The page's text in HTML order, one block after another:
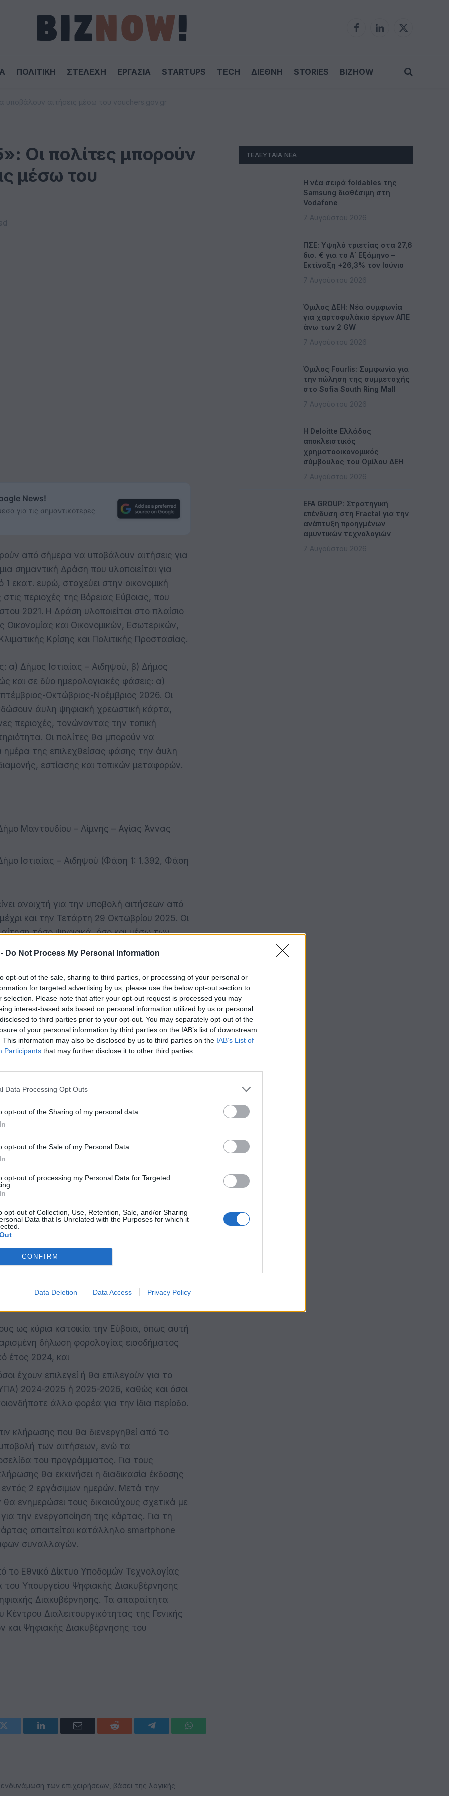
Do Not Process My Personal Information
opt-out of the sale, sharing to third parties, or processing of your personal or
for targeted advertising by us, please use the below opt-out section to
selection. Please note that after your opt-out request is processed you may
interest-based ads based on personal information utilized by us or personal
to third parties prior to your opt-out. You may separately opt-out of the
of your personal information by third parties on the IAB’s list of downstream
This information may also be disclosed by us to third parties on the IAB’s List of
Participants that may further disclose it to other third parties.
Data Processing Opt Outs
opt-out of the Sharing of my personal data.
opt-out of the Sale of my Personal Data.
opt-out of processing my Personal Data for Targeted
opt-out of Collection, Use, Retention, Sale, and/or Sharing
Data that Is Unrelated with the Purposes for which it
CONFIRM
Data Deletion Data Access Privacy Policy
FacebookLinkedIn
X
ΠΟΛΙΤΙΚΗ ΣΤΕΛΕΧΗ ΕΡΓΑΣΙΑ STARTUPS TECH ΔΙΕΘΝΗ STORIES BIZHOW
Οι πολίτες μπορούν
μέσω του
News!
για τις σημαντικότερες
από σήμερα να υποβάλουν αιτήσεις για
σημαντική Δράση που υλοποιείται για
εκατ. ευρώ, στοχεύει στην οικονομική
περιοχές της Βόρειας Εύβοιας, που
2021. Η Δράση υλοποιείται στο πλαίσιο
και Οικονομικών, Εσωτερικών,
Κρίσης και Πολιτικής Προστασίας.
Δήμος Ιστιαίας – Αιδηψού, β) Δήμος
και σε δύο ημερολογιακές φάσεις: α)
Οκτώβριος-Νοέμβριος 2026. Οι
άυλη ψηφιακή χρεωστική κάρτα,
περιοχές, τονώνοντας την τοπική
Οι πολίτες θα μπορούν να
ημέρα της επιλεχθείσας φάσης την άυλη
εστίασης και τοπικών μεταφορών.
Μαντουδίου – Λίμνης – Αγίας Άννας
Ιστιαίας – Αιδηψού (Φάση 1: 1.392, Φάση
ανοιχτή για την υποβολή αιτήσεων από
και την Τετάρτη 29 Οκτωβρίου 2025. Οι
τόσο ψηφιακά, όσο και μέσω των
αίτηση, οι ενδιαφερόμενοι ακολουθούν
με τους κωδικούς τους στο
τους, δηλαδή τη διεύθυνση ηλεκτρονικού
τηλεφώνου, τα οποία στη συνέχεια
μιας χρήσης (OTP – One Time
εφόσον οι πολίτες έχουν ήδη καταχωρίσει
Επικοινωνίας (Ε.Μ.Επ.- emep.gov.gr),
να προβούν σε κάποια άλλη
της επιλογής τους, καθώς και τη φάση ή
σε κάποια από τις μη επιλέξιμες
δράσης και επιλέγουν «Υποβολή»,
της αίτησης.
δεν έχει εισοδηματικά κριτήρια και έχουν
βάση την τελευταία εκκαθαρισμένη
προσώπων για το φορολογικό έτος
ως κύρια κατοικία την Εύβοια, όπως αυτή
δήλωση φορολογίας εισοδήματος
έτος 2024, και
έχουν επιλεγεί ή θα επιλεγούν για το
2024-2025 ή 2025-2026, καθώς και όσοι
άλλο φορέα για την ίδια περίοδο.
κλήρωσης που θα διενεργηθεί από το
των αιτήσεων, ενώ τα
του προγράμματος. Για τους
θα εκκινήσει η διαδικασία έκδοσης
2 εργάσιμων ημερών. Μετά την
ενημερώσει τους δικαιούχους σχετικά με
την ενεργοποίηση της κάρτας. Για τη
απαιτείται κατάλληλο smartphone
συναλλαγών.
το Εθνικό Δίκτυο Υποδομών Τεχνολογίας
Υπουργείου Ψηφιακής Διακυβέρνησης
Διακυβέρνησης. Τα απαραίτητα
Διαλειτουργικότητας της Γενικής
Ψηφιακής Διακυβέρνησης του
Twitter LinkedIn Email Reddit Telegram WhatsApp
των επιχειρήσεων, βάσει της λογικής
ΤΕΛΕΥΤΑΊΑ ΝΈΑ
Η νέα σειρά foldables της
Samsung διαθέσιμη στη
Vodafone
7 Αυγούστου 2026
ΠΣΕ: Υψηλό τριετίας στα 27,6
δισ. € για το Α΄ Εξάμηνο –
Εκτίναξη +26,3% τον Ιούνιο
7 Αυγούστου 2026
Όμιλος ΔΕΗ: Νέα συμφωνία
για χαρτοφυλάκιο έργων ΑΠΕ
άνω των 2 GW
7 Αυγούστου 2026
Όμιλος Fourlis: Συμφωνία για
την πώληση της συμμετοχής
στο Sofia South Ring Mall
7 Αυγούστου 2026
Η Deloitte Ελλάδος
αποκλειστικός
χρηματοοικονομικός
σύμβουλος του Ομίλου ΔΕΗ
7 Αυγούστου 2026
EFA GROUP: Στρατηγική
επένδυση στη Fractal για την
ανάπτυξη προηγμένων
αμυντικών τεχνολογιών
7 Αυγούστου 2026